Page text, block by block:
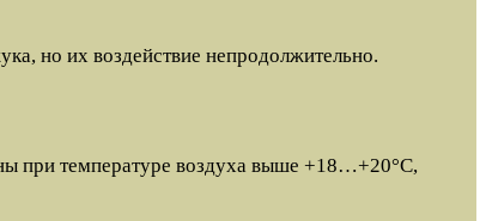
но их воздействие непродолжительно.
при температуре воздуха выше +18…+20°C,